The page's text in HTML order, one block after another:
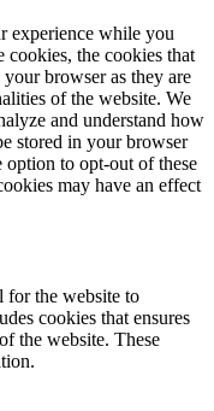
experience while you
cookies, the cookies that
your browser as they are
of the website. We
and understand how
stored in your browser
to opt-out of these
may have an effect
for the website to
cookies that ensures
the website. These